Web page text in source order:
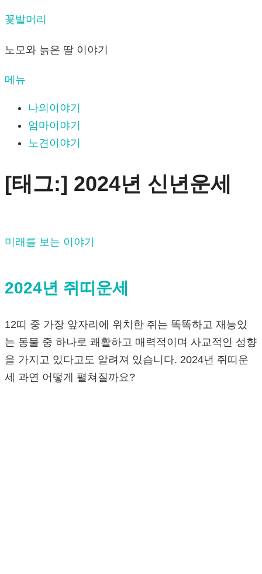
내
으
꽃밭머리
노모와 늙은 딸 이야기
메뉴
나의이야기
엄마이야기
노견이야기
[태그:] 2024년 신년운세
미래를 보는 이야기
2024년 쥐띠운세
12띠 중 가장 앞자리에 위치한 쥐는 똑똑하고 재능있
는 동물 중 하나로 쾌활하고 매력적이며 사교적인 성향
을 가지고 있다고도 알려져 있습니다. 2024년 쥐띠운
세 과연 어떻게 펼쳐질까요?